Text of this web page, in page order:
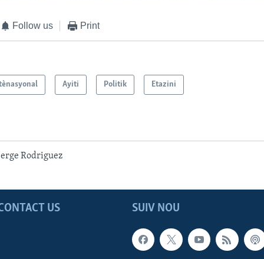
Follow us Print
Ayiti Politik Etazini
Rodriguez
SUIV NOU
US